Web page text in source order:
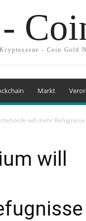
- Coin Gold
Markt
will mehr Befugnisse
will